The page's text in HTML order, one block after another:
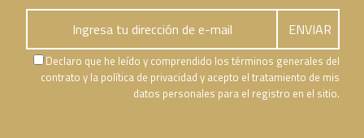
Declaro que he leído y comprendido los términos generales del
contrato y la política de privacidad y acepto el tratamiento de mis
datos personales para el registro en el sitio.